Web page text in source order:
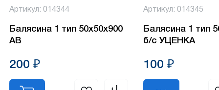
Артикул: 014344
Балясина 1 тип 50х50х900
АВ
200 ₽
Артикул: 014345
Балясина 1 тип
б/с УЦЕНКА
100 ₽